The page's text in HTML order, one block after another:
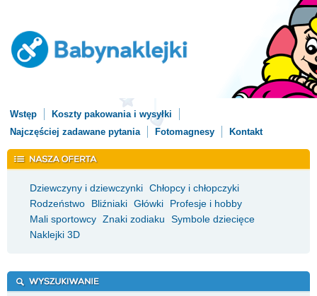
Wstęp
Koszty pakowania i wysyłki
Najczęściej zadawane pytania
Fotomagnesy Kontakt
Dziewczyny i dziewczynki Chłopcy i chłopczyki
Rodzeństwo
Bliźniaki Główki
Profesje i hobby
Mali sportowcy Znaki zodiaku
Symbole dziecięce
Naklejki 3D